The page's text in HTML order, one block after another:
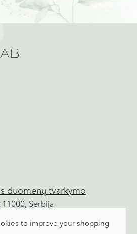
duomenų tvarkymo
11000, Serbija
Sandėlis
to improve your shopping